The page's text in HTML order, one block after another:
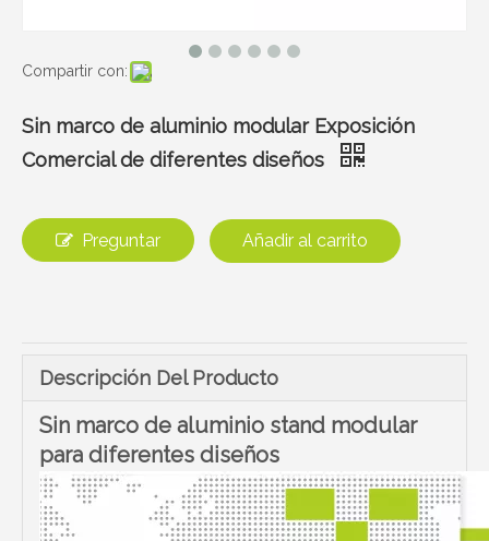
Compartir con:
Sin marco de aluminio modular Exposición
Comercial de diferentes diseños
Preguntar Añadir al carrito
Descripción Del Producto
Sin marco de aluminio stand modular
para diferentes diseños